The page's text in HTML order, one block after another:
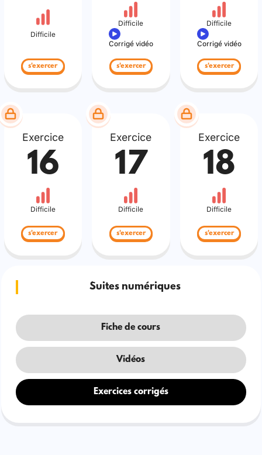
Difficile
s'exercer
Difficile
Corrigé vidéo
s'exercer
Difficile
Corrigé vidéo
s'exercer
Exercice
16
Difficile
s'exercer
Exercice
17
Difficile
s'exercer
Exercice
18
Difficile
s'exercer
Suites numériques
Fiche de cours
Vidéos
Exercices corrigés